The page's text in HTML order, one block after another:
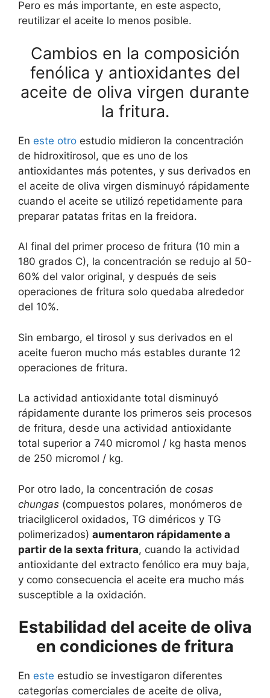
Pero es más importante, en este aspecto,
reutilizar el aceite lo menos posible.
Cambios en la composición
fenólica y antioxidantes del
aceite de oliva virgen durante
la fritura.
En este otro estudio midieron la concentración
de hidroxitirosol, que es uno de los
antioxidantes más potentes, y sus derivados en
el aceite de oliva virgen disminuyó rápidamente
cuando el aceite se utilizó repetidamente para
preparar patatas fritas en la freidora.
Al final del primer proceso de fritura (10 min a
180 grados C), la concentración se redujo al 50-
60% del valor original, y después de seis
operaciones de fritura solo quedaba alrededor
del 10%.
Sin embargo, el tirosol y sus derivados en el
aceite fueron mucho más estables durante 12
operaciones de fritura.
La actividad antioxidante total disminuyó
rápidamente durante los primeros seis procesos
de fritura, desde una actividad antioxidante
total superior a 740 micromol / kg hasta menos
de 250 micromol / kg.
Por otro lado, la concentración de cosas
chungas (compuestos polares, monómeros de
triacilglicerol oxidados, TG diméricos y TG
polimerizados) aumentaron rápidamente a
partir de la sexta fritura, cuando la actividad
antioxidante del extracto fenólico era muy baja,
y como consecuencia el aceite era mucho más
susceptible a la oxidación.
Estabilidad del aceite de oliva
en condiciones de fritura
En este estudio se investigaron diferentes
categorías comerciales de aceite de oliva,